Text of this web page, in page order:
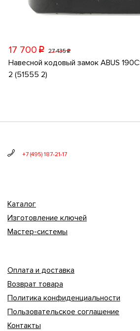
17 700 p 27 435p
Навесной кодовый замок ABUS
2 (51555 2)
+7 (495) 187-21-17
Каталог
Изготовление ключей
Мастер-системы
Оплата и доставка
Возврат товара
Политика конфиденциальности
Пользовательское соглашение
Контакты